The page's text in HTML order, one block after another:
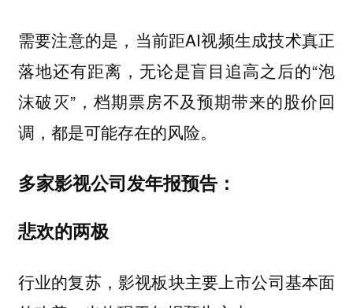
需要注意的是，当前距AI视频生成技术真正
落地还有距离，无论是盲目追高之后的“泡
沫破灭”，档期票房不及预期带来的股价回
调，都是可能存在的风险。
多家影视公司发年报预告：
悲欢的两极
行业的复苏， 影视板块主要上市公司基本面